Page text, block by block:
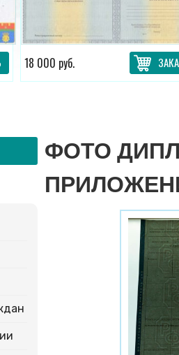
18 000 руб.
ФОТО